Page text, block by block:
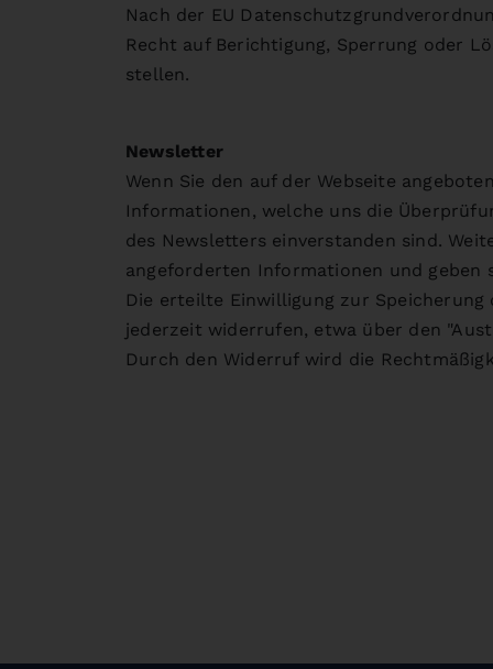
Nach der EU
Recht auf Berichtigung, Sperrung oder
stellen.
Newsletter
Wenn Sie den auf der Webseite
Informationen, welche uns die
des Newsletters einverstanden sind.
angeforderten Informationen und geben
Die erteilte Einwilligung zur Speicherung
jederzeit widerrufen, etwa über den
Durch den Widerruf wird die